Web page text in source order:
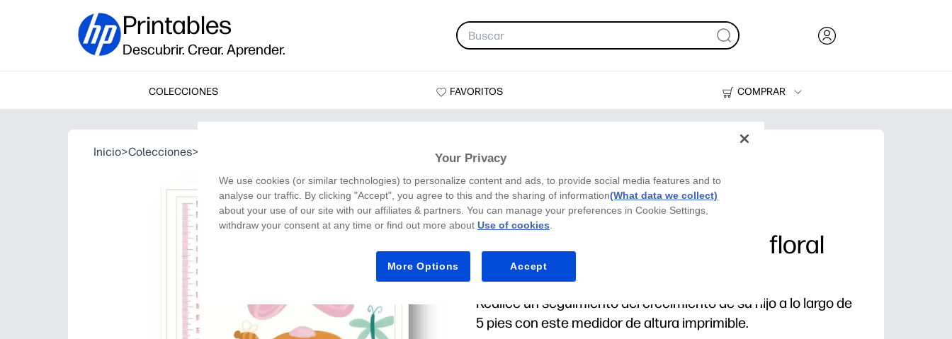
Printables
Descubrir. Crear. Aprender.
COLECCIONES FAVORITOS
COMPRAR
Impresoras
Inicio>Colecciones>
Rastreador de crecimiento floral
Póster - Ashton Creates
Realice un seguimiento del crecimiento de su hijo a lo largo de
5 pies con este medidor de altura imprimible.
Your Privacy
We use cookies (or similar technologies) to personalize content and ads, to provide social media features and to
analyse our traffic. By clicking "Accept", you agree to this and the sharing of information(What data we collect)
about your use of our site with our affiliates & partners. You can manage your preferences in Cookie Settings,
withdraw your consent at any time or find out more about Use of cookies
More Options Accept